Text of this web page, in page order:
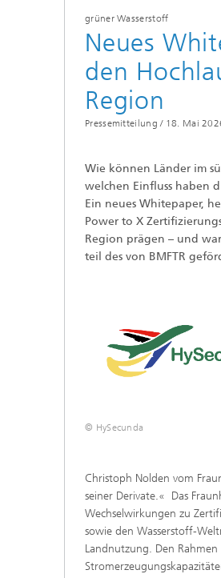
grüner Wasserstoff
Neues
den
Region
Pressemitteilung / 18. Mai
Wie können Länder im
welchen Einfluss haben
Ein neues Whitepaper,
Power to X
Region prägen – und
teil des von BMFTR
© HySecunda
Christoph Nolden vom
seiner Derivate.« Das
Wechselwirkungen zu
sowie den Wasserstoff-
Landnutzung. Den